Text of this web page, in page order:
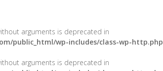
arguments is deprecated in
public_html/wp-includes/class-wp-http.php
arguments is deprecated in